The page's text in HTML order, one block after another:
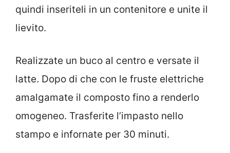
quindi inseriteli in un contenitore e unite il
lievito.
Realizzate un buco al centro e versate il
latte. Dopo di che con le fruste elettriche
amalgamate il composto fino a renderlo
omogeneo. Trasferite l’impasto nello
stampo e infornate per 30 minuti.